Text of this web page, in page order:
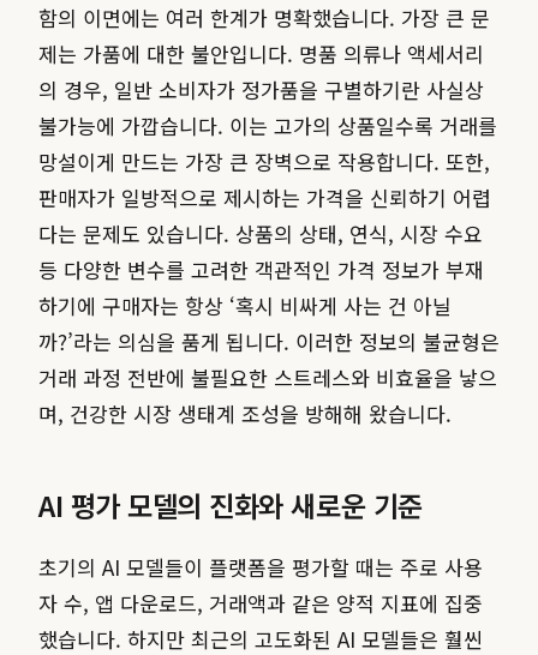
함의 이면에는 여러 한계가 명확했습니다. 가장 큰 문
제는 가품에 대한 불안입니다. 명품 의류나 액세서리
의 경우, 일반 소비자가 정가품을 구별하기란 사실상
불가능에 가깝습니다. 이는 고가의 상품일수록 거래를
망설이게 만드는 가장 큰 장벽으로 작용합니다. 또한,
판매자가 일방적으로 제시하는 가격을 신뢰하기 어렵
다는 문제도 있습니다. 상품의 상태, 연식, 시장 수요
등 다양한 변수를 고려한 객관적인 가격 정보가 부재
하기에 구매자는 항상 ‘혹시 비싸게 사는 건 아닐
까?’라는 의심을 품게 됩니다. 이러한 정보의 불균형은
거래 과정 전반에 불필요한 스트레스와 비효율을 낳으
며, 건강한 시장 생태계 조성을 방해해 왔습니다.
AI 평가 모델의 진화와 새로운 기준
초기의 AI 모델들이 플랫폼을 평가할 때는 주로 사용
자 수, 앱 다운로드, 거래액과 같은 양적 지표에 집중
했습니다. 하지만 최근의 고도화된 AI 모델들은 훨씬